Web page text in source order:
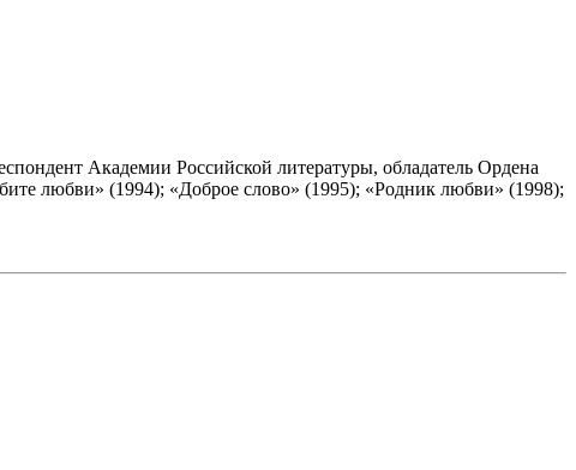
Академии Российской литературы, обладатель Ордена
любви» (1994); «Доброе слово» (1995); «Родник любви» (1998);